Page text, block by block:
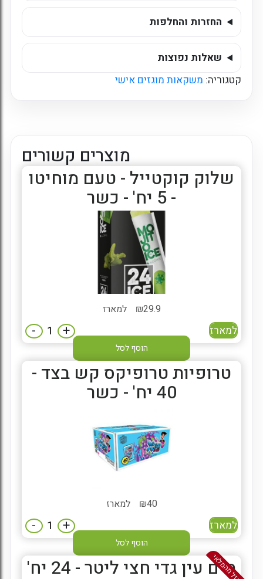
החזרות והחלפות
שאלות נפוצות
קטגוריה: משקאות מוגזים אישי
מוצרים קשורים
שלוק קוקטייל - טעם מוחיטו
- 5 יח' - כשר
29.9
₪ למארז
למארז +
-
הוסף לסל
טרופיות טרופיקס קש בצד -
40 יח' - כשר
40
₪ למארז
למארז +
-
הוסף לסל
אזל מהמלאי
מים עין גדי חצי ליטר - 24 יח'